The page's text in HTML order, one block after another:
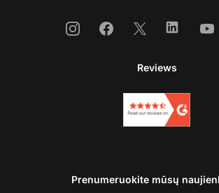
InstagramFacebook
X Linkedin
Reviews
Prenumeruokite mūsų